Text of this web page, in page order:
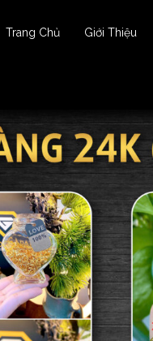
Trang Chủ Giới Thiệu